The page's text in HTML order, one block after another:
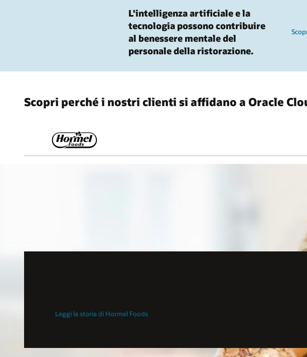
L'intelligenza artificiale e la
tecnologia possono contribuire
al benessere mentale del
personale della ristorazione.
Scopri perché i nostri clienti si affidano a Oracle
Leggi la storia di Hormel Foods